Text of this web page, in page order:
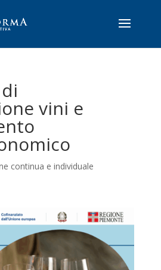
vini e
continua e individuale